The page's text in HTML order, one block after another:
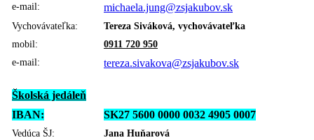
e-mail:
michaela.jung@zsjakubov.sk
Vychovávateľka:
Tereza Siváková, vychovávateľka
mobil:
0911 720 950
e-mail:
tereza.sivakova@zsjakubov.sk
Školská jedáleň
IBAN:
SK27 5600 0000 0032 4905 0007
Vedúca ŠJ:
Jana Huňarová